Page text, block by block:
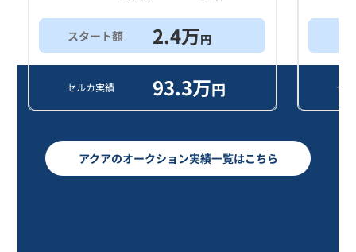
スタート額 2.4万円
セルカ実績 93.3万円 セ
アクアのオークション実績一覧はこちら